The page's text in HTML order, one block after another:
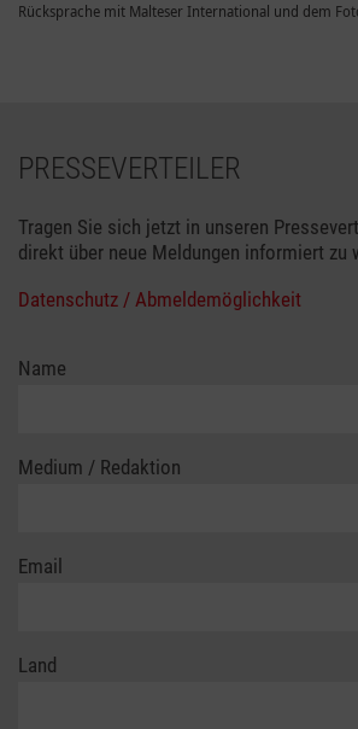
Rücksprache mit Malteser International und dem
PRESSEVERTEILER
Tragen Sie sich jetzt in unseren
direkt über neue Meldungen informiert zu
Datenschutz / Abmeldemöglichkeit
Name
Medium / Redaktion
Email
Land